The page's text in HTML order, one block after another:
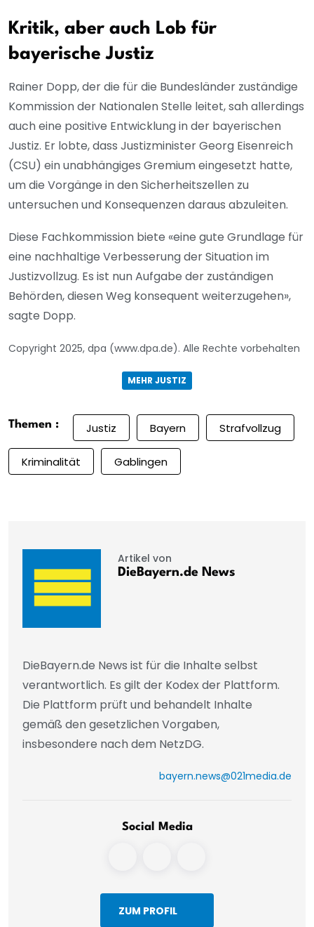
Kritik, aber auch Lob für
bayerische Justiz
Rainer Dopp, der die für die Bundesländer zuständige
Kommission der Nationalen Stelle leitet, sah allerdings
auch eine positive Entwicklung in der bayerischen
Justiz. Er lobte, dass Justizminister Georg Eisenreich
(CSU) ein unabhängiges Gremium eingesetzt hatte,
um die Vorgänge in den Sicherheitszellen zu
untersuchen und Konsequenzen daraus abzuleiten.
Diese Fachkommission biete «eine gute Grundlage für
eine nachhaltige Verbesserung der Situation im
Justizvollzug. Es ist nun Aufgabe der zuständigen
Behörden, diesen Weg konsequent weiterzugehen»,
sagte Dopp.
Copyright 2025, dpa (www.dpa.de). Alle Rechte vorbehalten
MEHR JUSTIZ
Themen : Justiz Bayern Strafvollzug
Kriminalität Gablingen
Artikel von
DieBayern.de News
DieBayern.de News ist für die Inhalte selbst
verantwortlich. Es gilt der Kodex der Plattform.
Die Plattform prüft und behandelt Inhalte
gemäß den gesetzlichen Vorgaben,
insbesondere nach dem NetzDG.
bayern.news@021media.de
Social Media
ZUM PROFIL